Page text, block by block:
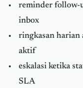
reminder follow-
inbox
ringkasan harian
aktif
eskalasi ketika
SLA